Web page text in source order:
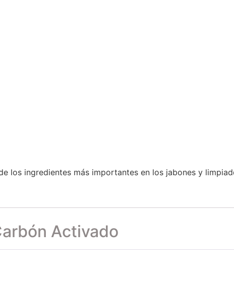
los ingredientes más importantes en los jabones y
Activado